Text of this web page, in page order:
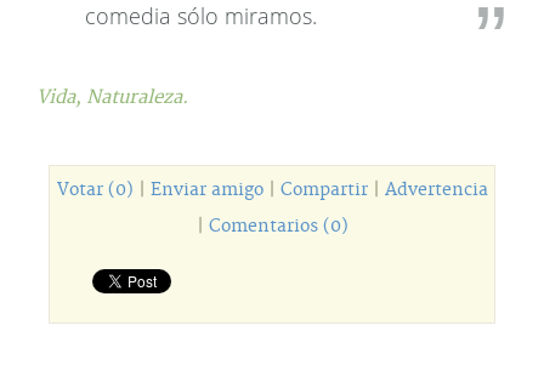
comedia sólo miramos.
Vida, Naturaleza.
Votar (0) Enviar amigo| Compartir| Advertencia
Comentarios (0)